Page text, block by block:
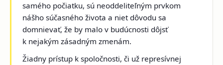
samého počiatku, sú neoddeliteľným prvkom
nášho súčasného života a niet dôvodu sa
domnievať, že by malo v budúcnosti dôjsť
k nejakým zásadným zmenám.
Žiadny prístup k spoločnosti, či už represívnej